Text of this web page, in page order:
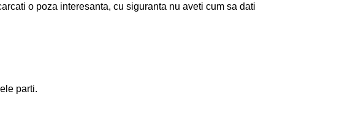
o poza interesanta, cu siguranta nu aveti cum sa dati
parti.